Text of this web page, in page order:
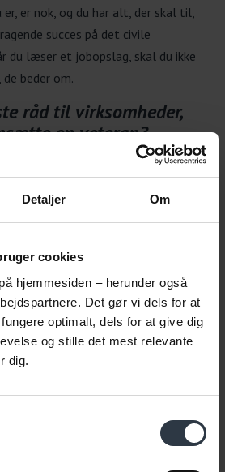
Detaljer Om
cookies
hjemmesiden – herunder også
Det gør vi dels for at
optimalt, dels for at give dig
og stille det mest relevante
dig.
er, er nok, og du har alt, der skal til,
succes på det civile
du læser et jobopslag, skal du ikke
beder om.
råd til virksomheder,
en veteran?
Ikke kun for at gøre veteranen en
sørg for at kende eventuelle
nye medarbejder er veteran eller
at han eller hun kun kan snakke om
vedkommende været på en fed
fritidsinteresser.